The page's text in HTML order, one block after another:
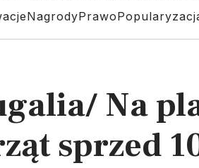
NagrodyPrawo
Na
sprzed